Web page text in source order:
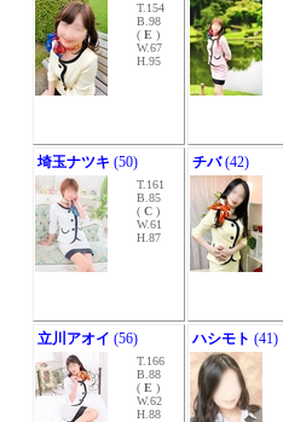
T.154
B.98
( E )
W.67
H.95
埼玉ナツキ (50)
T.161
B.85
( C )
W.61
H.87
チバ(42)
立川アオイ (56)
T.166
B.88
( E )
W.62
H.88
ハシモト (41)